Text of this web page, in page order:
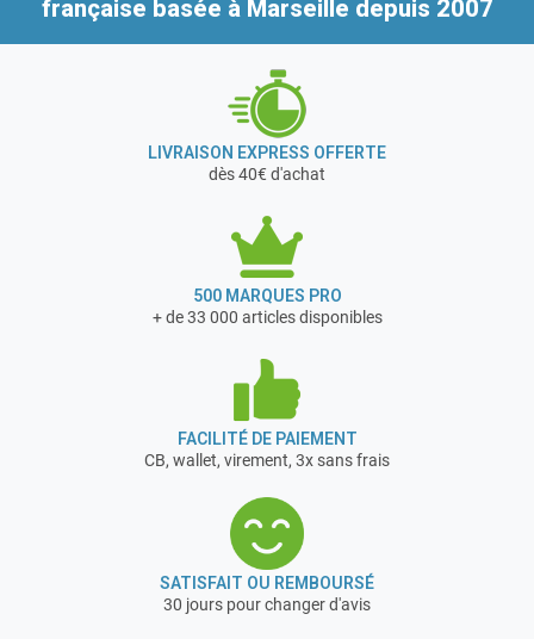
public (hôtels, salles de réunion, bâtiments techniques,
annexes…) qui ont besoin d’éclairage en série.
française basée à Marseille depuis 2007
LIVRAISON EXPRESS OFFERTE
dès 40€ d'achat
500 MARQUES PRO
+ de 33 000 articles disponibles
FACILITÉ DE PAIEMENT
CB, wallet, virement, 3x sans frais
SATISFAIT OU REMBOURSÉ
30 jours pour changer d'avis